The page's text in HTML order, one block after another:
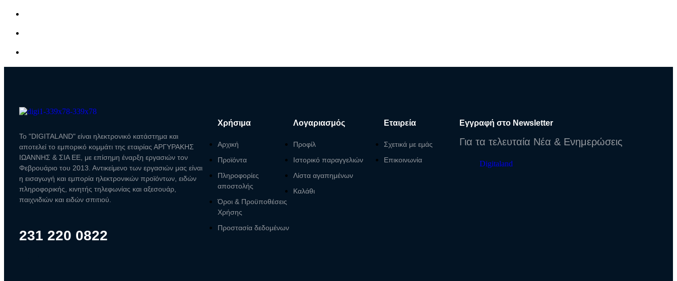
Το "DIGITALAND" είναι ηλεκτρονικό κατάστημα και
αποτελεί το εμπορικό κομμάτι της εταιρίας ΑΡΓΥΡΑΚΗΣ
ΙΩΑΝΝΗΣ & ΣΙΑ ΕΕ, με επίσημη έναρξη εργασιών τον
Φεβρουάριο του 2013. Αντικείμενο των εργασιών μας είναι
η εισαγωγή και εμπορία ηλεκτρονικών προϊόντων, ειδών
πληροφορικής, κινητής τηλεφωνίας και αξεσουάρ,
παιχνιδιών και ειδών σπιτιού.
231 220 0822
Χρήσιμα
Αρχική
Προϊόντα
Πληροφορίες
αποστολής
Όροι & Προϋποθέσεις
Χρήσης
Προστασία δεδομένων
Λογαριασμός
Προφίλ
Ιστορικό παραγγελιών
Λίστα αγαπημένων
Καλάθι
Εταιρεία
Σχετικά με εμάς
Επικοινωνία
Εγγραφή στο Newsletter
Για τα τελευταία Νέα & Ενημερώσεις
Digitaland